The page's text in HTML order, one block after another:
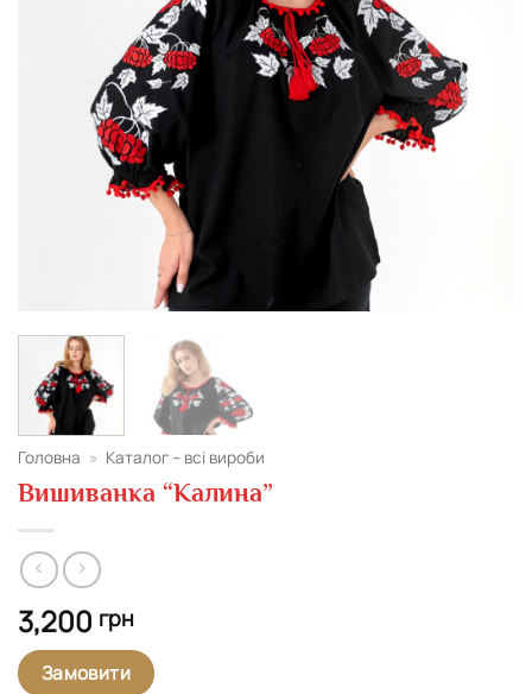
Головна » Каталог – всі вироби
Вишиванка “Калина”
3,200 грн
Замовити